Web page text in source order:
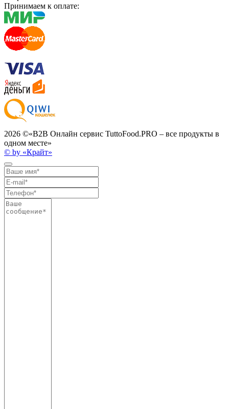
Принимаем к оплате:
2026 ©«B2B Онлайн сервис TuttoFood.PRO – все продукты в
одном месте»
© by «Крайт»